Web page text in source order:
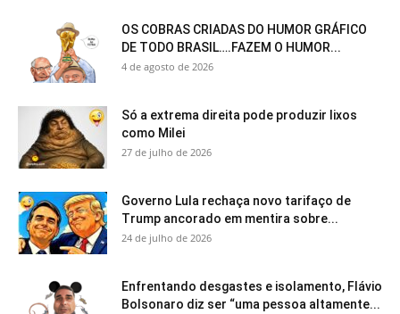
OS COBRAS CRIADAS DO HUMOR GRÁFICO
DE TODO BRASIL….FAZEM O HUMOR...
4 de agosto de 2026
Só a extrema direita pode produzir lixos
como Milei
27 de julho de 2026
Governo Lula rechaça novo tarifaço de
Trump ancorado em mentira sobre...
24 de julho de 2026
Enfrentando desgastes e isolamento, Flávio
Bolsonaro diz ser “uma pessoa altamente...